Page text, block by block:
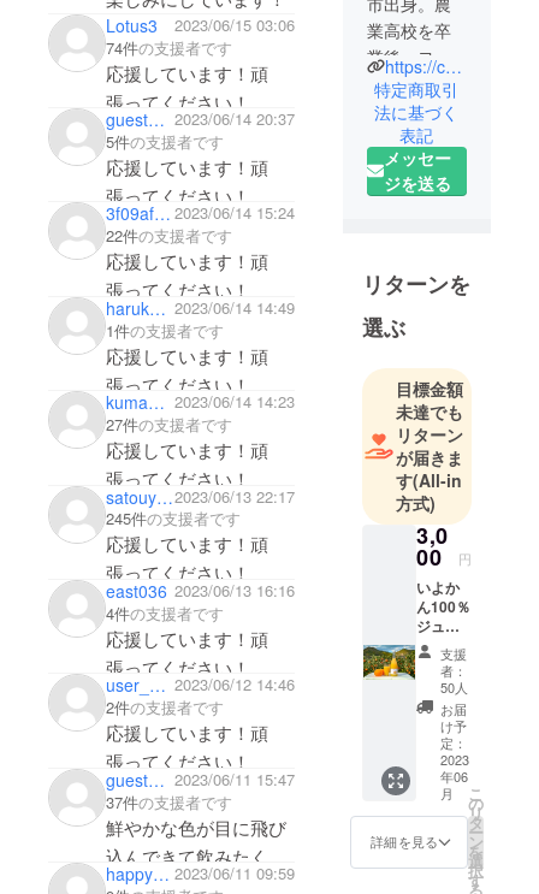
申し訳なくて…
Lotus3
2023/06/15 03:06
74件の支援者です
応援しています！頑
張ってください！
guestbebfbe449764 2023/06/14 20:37
5件の支援者です
応援しています！頑
張ってください！
3f09af7bdaf4 2023/06/14 15:24
22件の支援者です
応援しています！頑
張ってください！
harukachi102525 2023/06/14 14:49
1件の支援者です
応援しています！頑
張ってください！
kumamikumami 2023/06/14 14:23
27件の支援者です
応援しています！頑
張ってください！
satouyuuichi2023/06/13 22:17
245件の支援者です
応援しています！頑
張ってください！
east036 2023/06/13 16:16
4件の支援者です
応援しています！頑
張ってください！
user_2d087bf7f004 2023/06/12 14:46
2件の支援者です
応援しています！頑
張ってください！
guestdf3c1977e1f4 2023/06/11 15:47
37件の支援者です
鮮やかな色が目に飛び
込んできて飲みたくな
りました！うちも実家
happy biker 2023/06/11 09:59
業高校を卒
業後、ヨー
ロッパの食
文化やワイ
ンに興味を
持ち松山市
内の料理店
4月に愛媛県
北条地区で
就農。
420aからス
タートし現
在630aに規
模拡大。品
目は伊予柑
を中心に紅
まどんな、
甘平、せと
かなどを栽
培してい
る。
農業経営
において課
題である労
働力の確保
の問題を福
祉事業の力
を借り、新
たな農業経
https://cocolofarm.base.shop/
特定商取引
法に基づく
表記
メッセー
ジを送る
リターンを
選ぶ
目標金額
未達でも
リターン
が届きま
す(All-in
方式)
3,0
00 円
いよか
ん100％
ジュー
ス IMI
720ml 2
本入り
農業ロ
スを削
「もっ
たいな
いから
生まれ
た」 伊
予柑な
らでは
支援
者：
50人
お届
け予
定：
2023
年06
月
詳細を見る
こ
の
リ
タ
ー
ン
を
選
択
す
る